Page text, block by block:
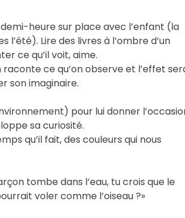
heure sur place avec l’enfant (la
Lire des livres à l’ombre d’un
ce qu’il voit, aime.
raconte ce qu’on observe et l’effet
son imaginaire.
pour lui donner
sa curiosité.
qu’il fait, des couleurs qui nous
tombe dans l’eau, tu crois que le
voler comme l’oiseau ?»